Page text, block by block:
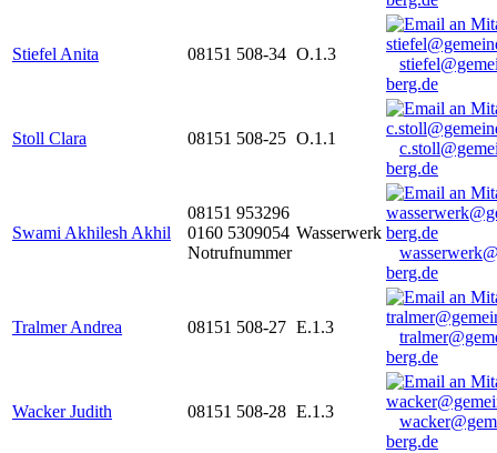
Stiefel Anita 08151 508-34 O.1.3
berg.de
Stoll Clara 08151 508-25 O.1.1
berg.de
Swami Akhilesh Akhil
08151 953296
0160 5309054
Notrufnummer
Wasserwerk
berg.de
Tralmer Andrea 08151 508-27 E.1.3
berg.de
Wacker Judith 08151 508-28 E.1.3
berg.de